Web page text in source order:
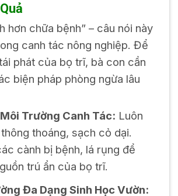
hơn chữa bệnh” – câu nói này
canh tác nông nghiệp. Để
phát của bọ trĩ, bà con cần
biện pháp phòng ngừa lâu
Trường Canh Tác: Luôn
thoáng, sạch cỏ dại.
cành bị bệnh, lá rụng để
trú ẩn của bọ trĩ.
Đa Dạng Sinh Học Vườn: